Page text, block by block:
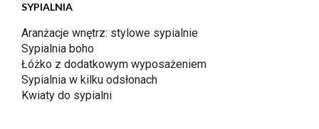
SYPIALNIA
Aranżacje wnętrz: stylowe sypialnie
Sypialnia boho
Łóżko z dodatkowym wyposażeniem
Sypialnia w kilku odsłonach
Kwiaty do sypialni